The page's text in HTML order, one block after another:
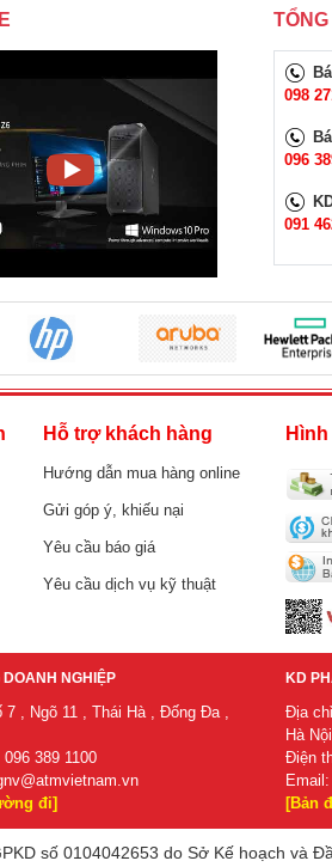
098
096
091
Hỗ trợ khách hàng
Hướng dẫn mua hàng online
Gửi góp ý, khiếu nại
Yêu cầu báo giá
Yêu cầu dịch vụ kỹ thuật
NGHIỆP
7 , Ngõ 11 , Thái Hà , Đống Đa ,
389 1100
đi]
KD
Địa
Hà Nội
Điện
Email:
[Bản
số 0104042653 do Sở Kế hoạch và